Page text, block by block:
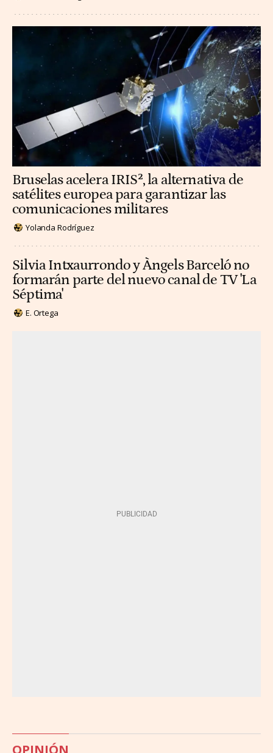
Bruselas acelera IRIS², la alternativa de
satélites europea para garantizar las
comunicaciones militares
Yolanda Rodríguez
Silvia Intxaurrondo y Àngels Barceló no
formarán parte del nuevo canal de TV 'La
Séptima'
E. Ortega